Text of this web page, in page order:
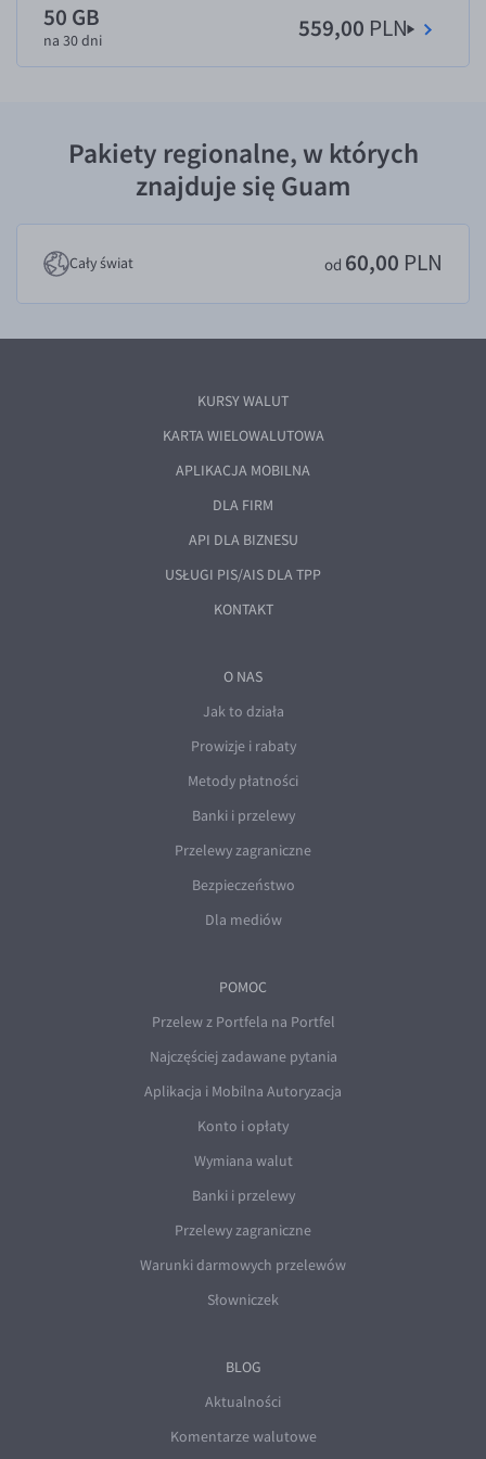
EUR/USD
EUR/GBP
EUR/CZK
50 GB
na 30 dni 559,00 PLN
Pakiety regionalne, w których
znajduje się Guam
Cały świat od 60,00 PLN
KURSY WALUT
KARTA WIELOWALUTOWA
APLIKACJA MOBILNA
DLA FIRM
API DLA BIZNESU
USŁUGI PIS/AIS DLA TPP
KONTAKT
O NAS
Jak to działa
Prowizje i rabaty
Metody płatności
Banki i przelewy
Przelewy zagraniczne
Bezpieczeństwo
Dla mediów
POMOC
Przelew z Portfela na Portfel
Najczęściej zadawane pytania
Aplikacja i Mobilna Autoryzacja
Konto i opłaty
Wymiana walut
Banki i przelewy
Przelewy zagraniczne
Warunki darmowych przelewów
Słowniczek
BLOG
Aktualności
Komentarze walutowe